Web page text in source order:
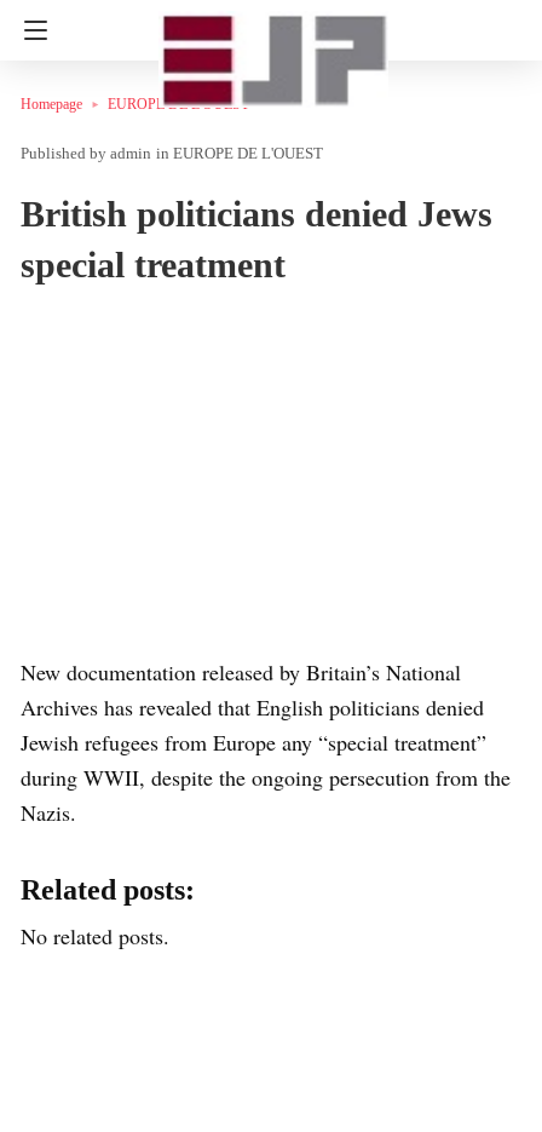
Homepage EUROPE DE L'OUEST
admin in EUROPE DE L'OUEST
British politicians denied Jews
special treatment
New documentation released by Britain’s National
Archives has revealed that English politicians denied
Jewish refugees from Europe any “special treatment”
during WWII, despite the ongoing persecution from the
Nazis.
Related posts:
No related posts.